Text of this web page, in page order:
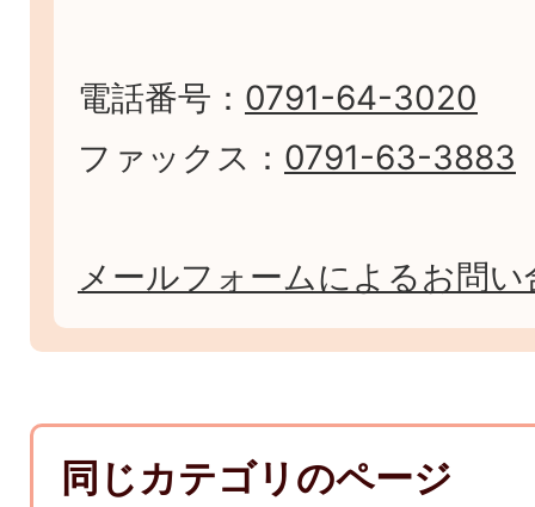
電話番号： 0791-64-3020
ファックス： 0791-63-3883
メールフォームによるお問い
同じカテゴリのページ